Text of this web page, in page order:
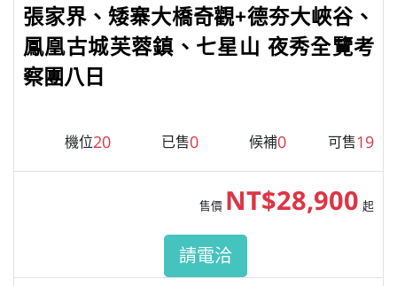
張家界、矮寨大橋奇觀+德夯大峽谷、
鳳凰古城芙蓉鎮、七星山 夜秀全覽考
察團八日
機位20 已售0 候補0 可售19
售價 NT$28,900 起
請電洽